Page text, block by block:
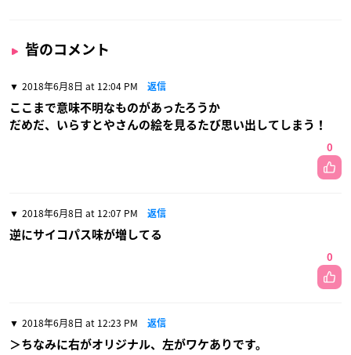
皆のコメント
2018年6月8日 at 12:04 PM 返信
ここまで意味不明なものがあったろうか
だめだ、いらすとやさんの絵を見るたび思い出してしまう！
0
2018年6月8日 at 12:07 PM 返信
逆にサイコパス味が増してる
0
2018年6月8日 at 12:23 PM 返信
＞ちなみに右がオリジナル、左がワケありです。